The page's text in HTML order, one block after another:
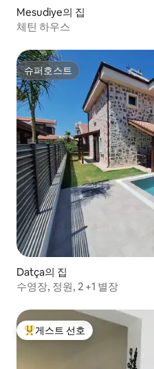
Mesudiye의 집
체틴 하우스
슈퍼호스트
슈퍼호스트
Datça의 집
수영장, 정원, 2 +1 별장
상위 게스트 선호
게스트 선호